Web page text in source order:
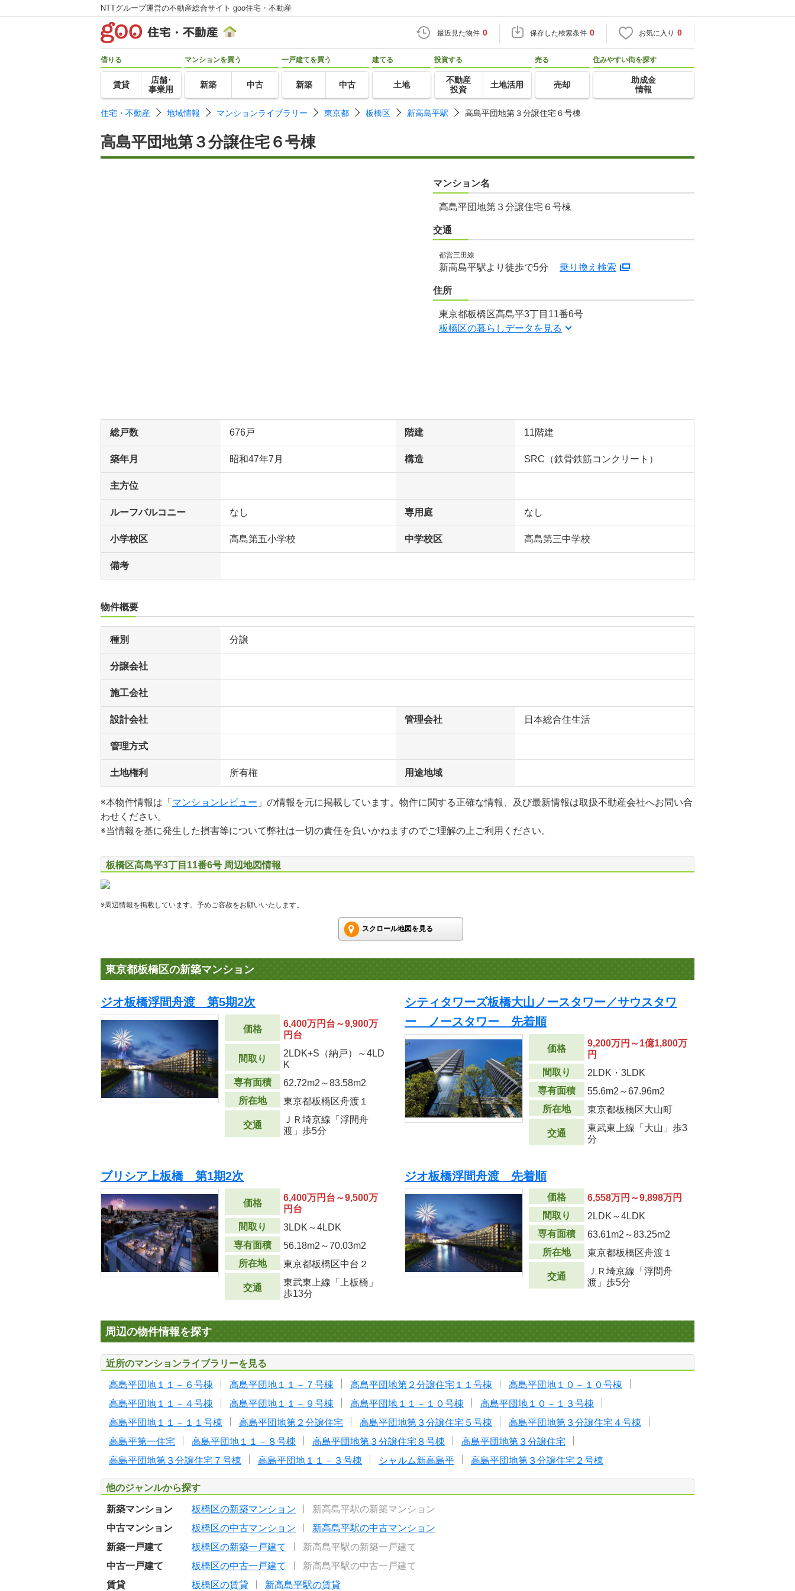
NTTグループ運営の不動産総合サイト goo住宅・不動産
最近見た物件 0 保存した検索条件 0 お気に入り 0
借りる
賃貸
店舗･
事業用
マンションを買う
新築 中古
一戸建てを買う
新築 中古
建てる
土地
投資する
不動産
投資
土地活用
売る
売却
住みやすい街を探す
助成金
情報
住宅・不動産 地域情報 マンションライブラリー 東京都 板橋区 新高島平駅 高島平団地第３分譲住宅６号棟
高島平団地第３分譲住宅６号棟
マンション名
高島平団地第３分譲住宅６号棟
交通
都営三田線
新高島平駅より徒歩で5分 乗り換え検索
住所
東京都板橋区高島平3丁目11番6号
板橋区の暮らしデータを見る
総戸数 676戸 階建 11階建
築年月 昭和47年7月 構造 SRC（鉄骨鉄筋コンクリート）
主方位
ルーフバルコニー なし 専用庭 なし
小学校区 高島第五小学校 中学校区 高島第三中学校
備考
物件概要
種別 分譲
分譲会社
施工会社
設計会社 管理会社 日本総合住生活
管理方式
土地権利 所有権 用途地域
※本物件情報は「 マンションレビュー 」の情報を元に掲載しています。物件に関する正確な情報、及び最新情報は取扱不動産会社へお問い合
わせください。
※当情報を基に発生した損害等について弊社は一切の責任を負いかねますのでご理解の上ご利用ください。
板橋区高島平3丁目11番6号 周辺地図情報
※周辺情報を掲載しています。予めご容赦をお願いいたします。
スクロール地図を見る
東京都板橋区の新築マンション
ジオ板橋浮間舟渡 第5期2次
価格
6,400万円台～9,900万
円台
間取り
2LDK+S（納戸）～4LD
K
専有面積
62.72m2 ～83.58m2
所在地
東京都板橋区舟渡１
交通
ＪＲ埼京線「浮間舟
渡」歩5分
シティタワーズ板橋大山ノースタワー／サウスタワ
ー ノースタワー 先着順
価格
9,200万円～1億1,800万
円
間取り
2LDK・3LDK
専有面積
55.6m2 ～67.96m2
所在地
東京都板橋区大山町
交通
東武東上線「大山」歩3
分
ブリシア上板橋 第1期2次
価格
6,400万円台～9,500万
円台
間取り
3LDK～4LDK
専有面積
56.18m2 ～70.03m2
所在地
東京都板橋区中台２
交通
東武東上線「上板橋」
歩13分
ジオ板橋浮間舟渡 先着順
価格
6,558万円～9,898万円
間取り
2LDK～4LDK
専有面積
63.61m2 ～83.25m2
所在地
東京都板橋区舟渡１
交通
ＪＲ埼京線「浮間舟
渡」歩5分
周辺の物件情報を探す
近所のマンションライブラリーを見る
高島平団地１１－６号棟 高島平団地１１－７号棟 高島平団地第２分譲住宅１１号棟
高島平団地１０－１０号棟
高島平団地１１－４号棟
高島平団地１１－９号棟 高島平団地１１－１０号棟
高島平団地１０－１３号棟
高島平団地１１－１１号棟
高島平団地第２分譲住宅 高島平団地第３分譲住宅５号棟
高島平団地第３分譲住宅４号棟
高島平第一住宅
高島平団地１１－８号棟 高島平団地第３分譲住宅８号棟
高島平団地第３分譲住宅
高島平団地第３分譲住宅７号棟
高島平団地１１－３号棟 シャルム新高島平 高島平団地第３分譲住宅２号棟
他のジャンルから探す
新築マンション 板橋区の新築マンション
新高島平駅の新築マンション
中古マンション
板橋区の中古マンション
新高島平駅の中古マンション
新築一戸建て
板橋区の新築一戸建て
新高島平駅の新築一戸建て
中古一戸建て
板橋区の中古一戸建て
新高島平駅の中古一戸建て
賃貸
板橋区の賃貸 新高島平駅の賃貸